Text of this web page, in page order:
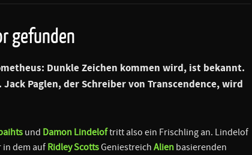
gefunden
Dunkle Zeichen kommen wird, ist bekannt.
Jack Paglen, der Schreiber von Transcendence, wird
und Damon Lindeloftritt also ein Frischling an. Lindelof
in dem auf Ridley ScottsGeniestreich Alien basierenden